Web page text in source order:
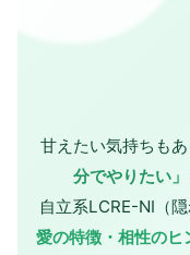
甘えたい気持ちもあ
分でやりたい
自立系LCRE-NI（
愛の特徴・相性のヒ